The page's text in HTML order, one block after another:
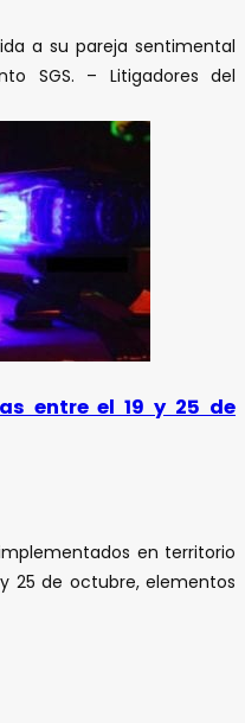
a su pareja sentimental
SGS. – Litigadores del
entre el 19 y 25 de
en territorio
25 de octubre, elementos